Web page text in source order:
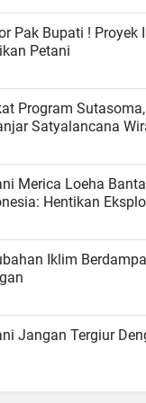
Pak Bupati ! Proyek
Petani
Program
Satyalancana
Merica Loeha
Hentikan
Iklim
Jangan Tergiur